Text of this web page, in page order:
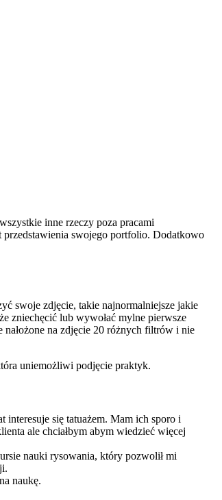
inne rzeczy poza pracami
przedstawienia swojego portfolio. Dodatkowo
swoje zdjęcie, takie najnormalniejsze jakie
zniechęcić lub wywołać mylne pierwsze
na zdjęcie 20 różnych filtrów i nie
uniemożliwi podjęcie praktyk.
się tatuażem. Mam ich sporo i
ale chciałbym abym wiedzieć więcej
nauki rysowania, który pozwolił mi
naukę.